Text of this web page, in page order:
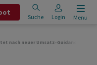
Suche Login Menu
nach neuer Umsatz-Guidance